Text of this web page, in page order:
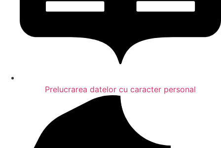
Prelucrarea datelor cu caracter personal